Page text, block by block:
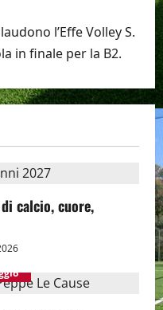
l’Effe Volley S.
in finale per la B2.
calcio, cuore,